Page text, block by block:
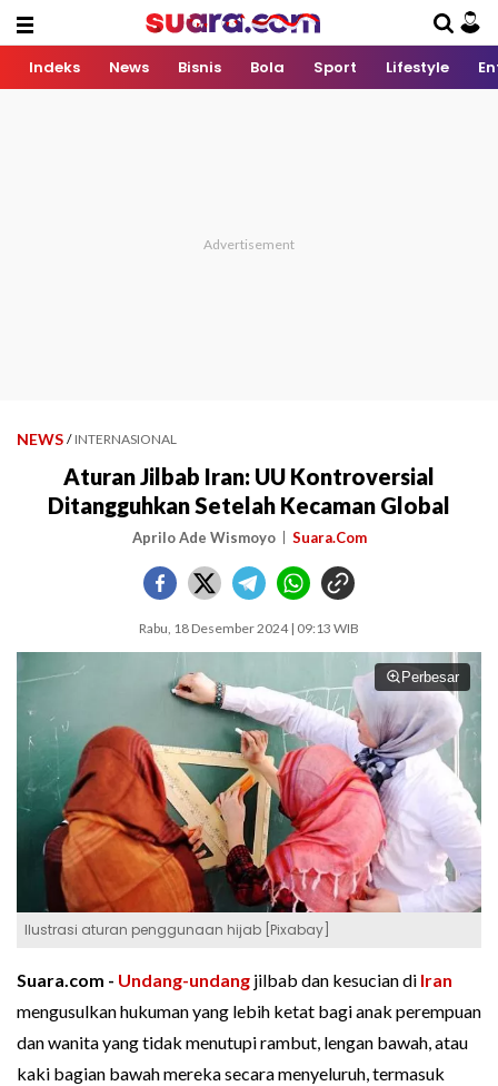
Indeks News Bisnis Bola Sport Lifestyle
NEWS / INTERNASIONAL
Aturan Jilbab Iran: UU Kontroversial
Ditangguhkan Setelah Kecaman Global
Aprilo Ade Wismoyo Suara.Com
Rabu, 18 Desember 2024 | 09:13 WIB
Perbesar
Ilustrasi aturan penggunaan hijab [Pixabay]
Suara.com - Undang-undang jilbab dan kesucian di Iran
mengusulkan hukuman yang lebih ketat bagi anak perempuan
dan wanita yang tidak menutupi rambut, lengan bawah, atau
kaki bagian bawah mereka secara menyeluruh, termasuk